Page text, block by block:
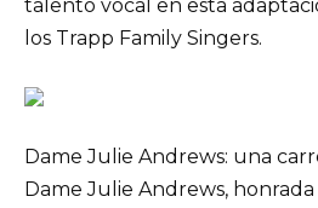
talento vocal en esta
los Trapp Family Singers.
Dame Julie Andrews: una
Dame Julie Andrews,